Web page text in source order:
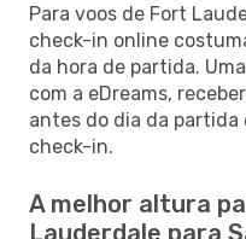
Para voos de Fort
check-in online
da hora de partida.
com a eDreams,
antes do dia da
check-in.
A melhor altura
Lauderdale para